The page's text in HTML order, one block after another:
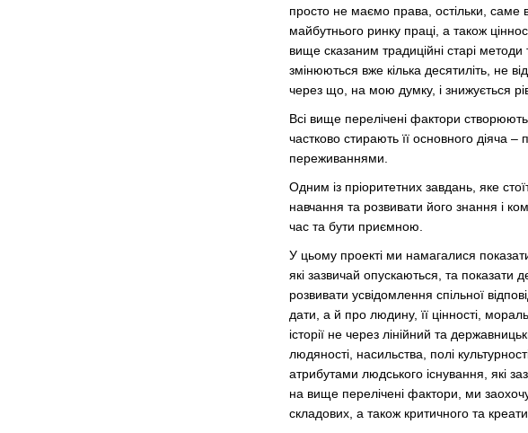
просто не маємо права, остільки, саме
майбутнього ринку праці, а також
вище сказаним традиційні старі
змінюються вже кілька десятиліть, не
через що, на мою думку, і знижується
Всі вище перелічені фактори
частково стирають її основного діяча
переживаннями.
Одним із пріоритетних завдань, яке
навчання та розвивати його знання і
час та бути приємною.
У цьому проекті ми намагалися
які зазвичай опускаються, та показати
розвивати усвідомлення спільної
дати, а й про людину, її цінності,
історії не через лінійний та
людяності, насильства, полі
атрибутами людського існування, які
на вище перелічені фактори, ми
складових, а також критичного та